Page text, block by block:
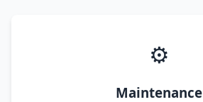
⚙️
Maintenance